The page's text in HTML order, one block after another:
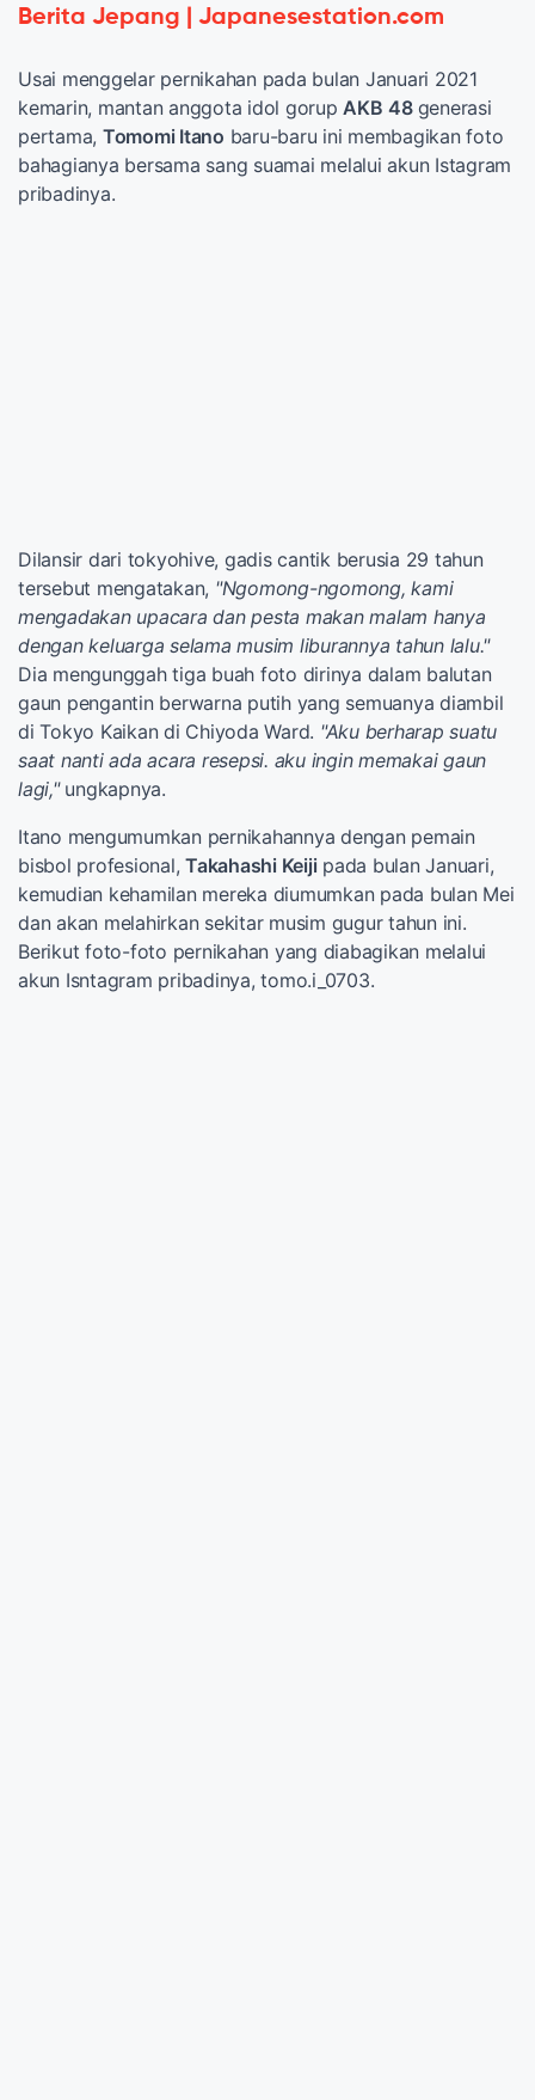
Berita Jepang | Japanesestation.com
Usai menggelar pernikahan pada bulan Januari 2021
kemarin, mantan anggota idol gorup AKB 48 generasi
pertama, Tomomi Itano baru-baru ini membagikan foto
bahagianya bersama sang suamai melalui akun Istagram
pribadinya.
Dilansir dari tokyohive, gadis cantik berusia 29 tahun
tersebut mengatakan, "Ngomong-ngomong, kami
mengadakan upacara dan pesta makan malam hanya
dengan keluarga selama musim liburannya tahun lalu."
Dia mengunggah tiga buah foto dirinya dalam balutan
gaun pengantin berwarna putih yang semuanya diambil
di Tokyo Kaikan di Chiyoda Ward. "Aku berharap suatu
saat nanti ada acara resepsi. aku ingin memakai gaun
lagi,"ungkapnya.
Itano mengumumkan pernikahannya dengan pemain
bisbol profesional, Takahashi Keiji pada bulan Januari,
kemudian kehamilan mereka diumumkan pada bulan Mei
dan akan melahirkan sekitar musim gugur tahun ini.
Berikut foto-foto pernikahan yang diabagikan melalui
akun Isntagram pribadinya, tomo.i_0703.